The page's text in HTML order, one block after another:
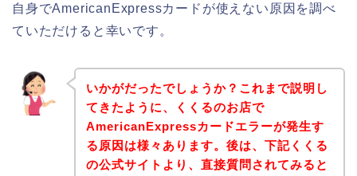
自身でAmericanExpressカードが使えない原因を調べ
ていただけると幸いです。
いかがだったでしょうか？これまで説明し
てきたように、くくるのお店で
AmericanExpressカードエラーが発生す
る原因は様々あります。後は、下記くくる
の公式サイトより、直接質問されてみると